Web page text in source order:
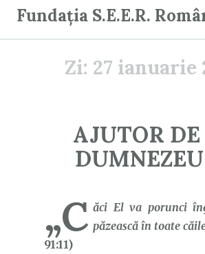
Fundația S.E.E.R.
Zi: 27 ianuarie
AJUTOR
„C ăci El va porunci
păzească în toate
91:11)